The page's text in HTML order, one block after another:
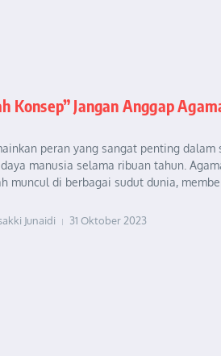
Konsep” Jangan Anggap
peran yang sangat penting dalam
manusia selama ribuan tahun.
muncul di berbagai sudut dunia,
Junaidi 31 Oktober 2023